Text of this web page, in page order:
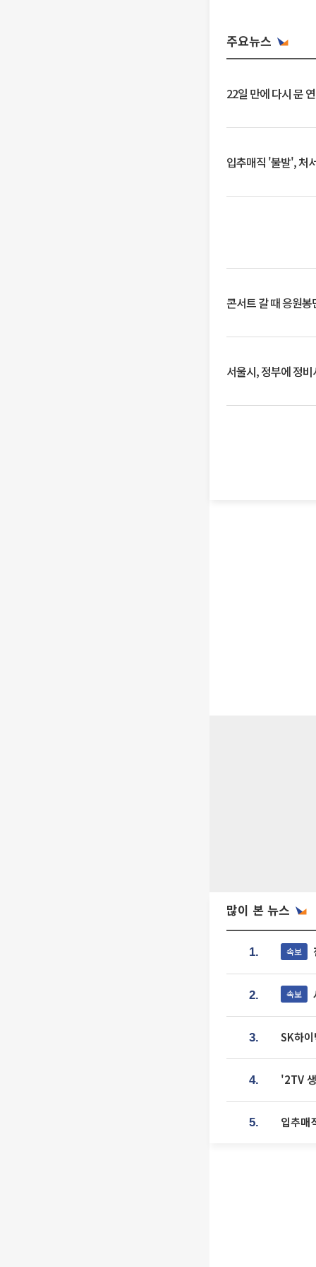
주요뉴스
22일 만에 다시 문
입추매직 '불발', 처
콘서트 갈 때 응원
서울시, 정부에 정
많이 본 뉴스
1. 속보
2. 속보
3. SK하
4. '2TV
5. 입추매